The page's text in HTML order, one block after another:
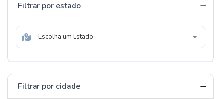
Filtrar por estado
Escolha um Estado
Filtrar por cidade